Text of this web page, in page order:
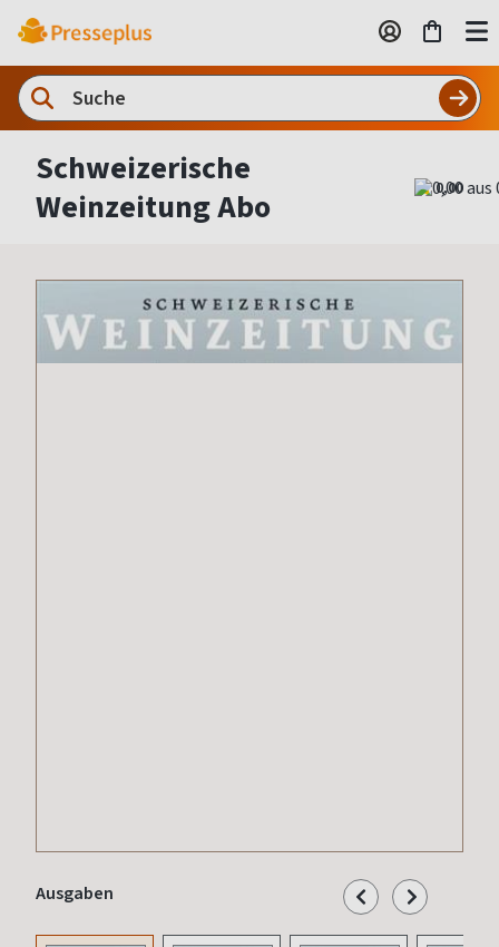
Schweizerische
Weinzeitung Abo
0,00
Ausgaben